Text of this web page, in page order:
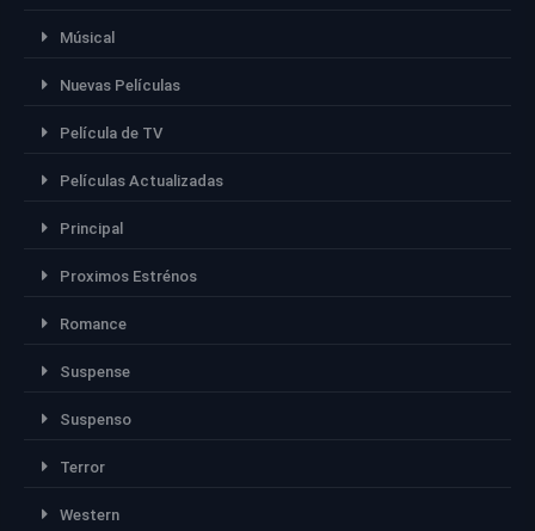
Músical
Nuevas Películas
Película de TV
Películas Actualizadas
Principal
Proximos Estrénos
Romance
Suspense
Suspenso
Terror
Western